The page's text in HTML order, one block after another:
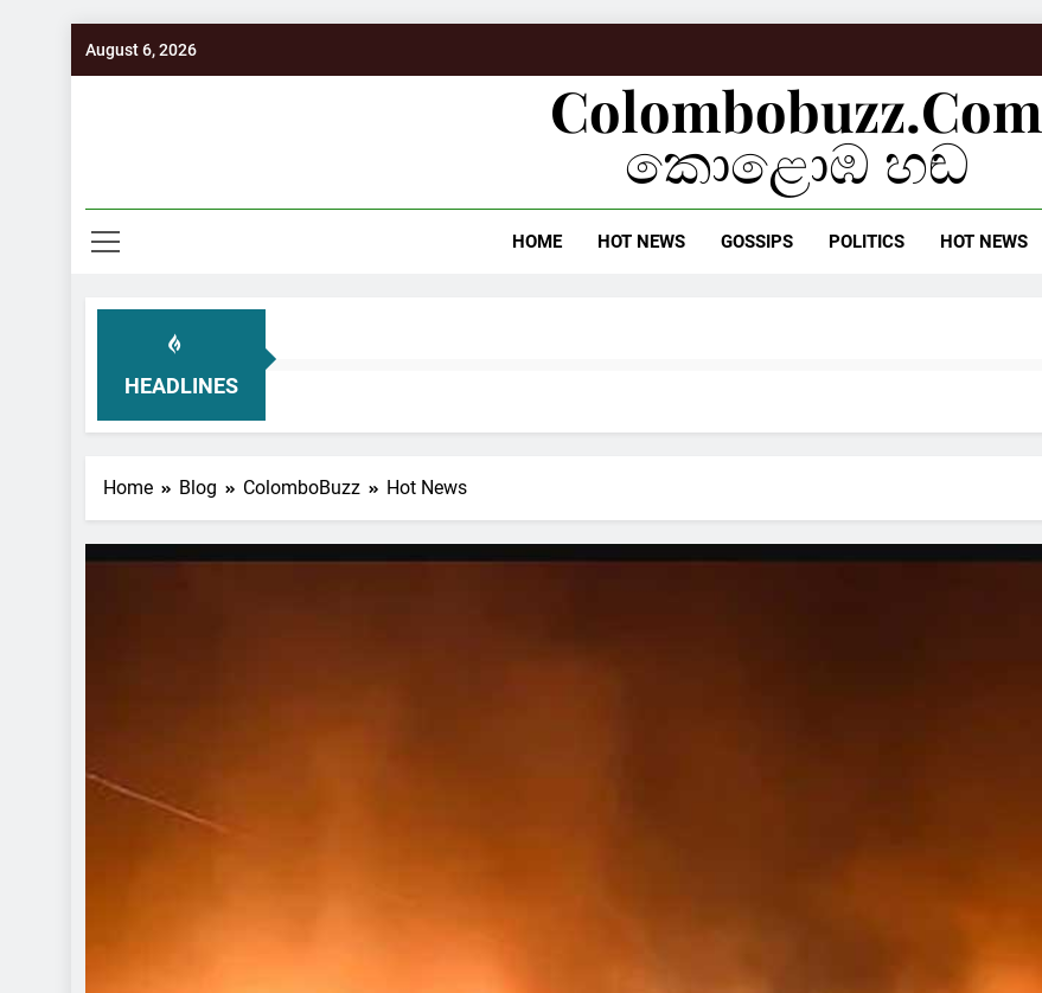
August 6, 2026
Colombobuzz.com
කොළොඹ හඬ
HOME HOT NEWS GOSSIPS POLITICS HOT NEWS
HEADLINES
Home Blog ColomboBuzz Hot News